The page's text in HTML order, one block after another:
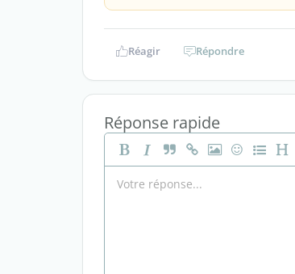
Réagir Répondre
Réponse rapide